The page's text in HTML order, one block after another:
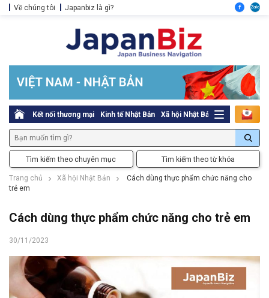
Về chúng tôi Japanbiz là gì?
Kết nối thương mại Kinh tế Nhật Bản Xã hội Nhật Bản Thủ tục pháp
Tìm kiếm theo chuyên mục Tìm kiếm theo từ khóa
Trang chủ Xã hội Nhật Bản
Cách dùng thực phẩm chức năng cho
trẻ em
Cách dùng thực phẩm chức năng cho trẻ em
30/11/2023